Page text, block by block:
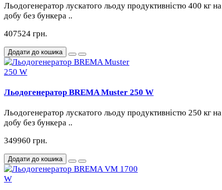
Льодогенератор лускатого льоду продуктивністю 400 кг на
добу без бункера ..
407524 грн.
Додати до кошика
Льодогенератор BREMA Muster 250 W
Льодогенератор лускатого льоду продуктивністю 250 кг на
добу без бункера ..
349960 грн.
Додати до кошика